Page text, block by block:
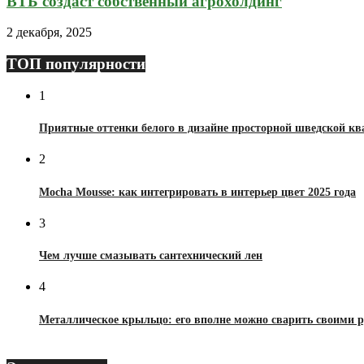
2 декабря, 2025
ТОП популярности
1
Приятные оттенки белого в дизайне просторной шведской
2
Mocha Mousse: как интегрировать в интерьер цвет 2025 года
3
Чем лучше смазывать сантехнический лен
4
Металлическое крыльцо: его вполне можно сварить своими